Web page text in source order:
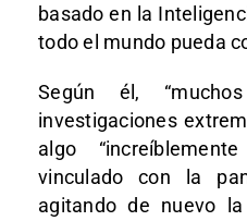
basado en la
todo el mundo pueda
Según él,
investigaciones
algo
vinculado con la
agitando de nuevo